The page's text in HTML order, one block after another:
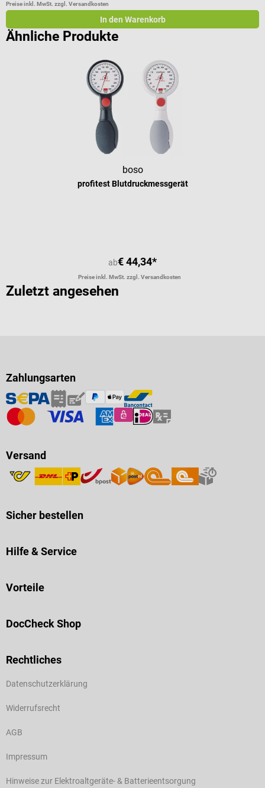
Preise inkl. MwSt. zzgl. Versandkosten
In den Warenkorb
Ähnliche Produkte
boso
profitest Blutdruckmessgerät
ab€ 44,34*
Preise inkl. MwSt. zzgl. Versandkosten
Zuletzt angesehen
Zahlungsarten
Versand
Sicher bestellen
Hilfe & Service
Vorteile
DocCheck Shop
Rechtliches
Datenschutzerklärung
Widerrufsrecht
AGB
Impressum
Hinweise zur Elektroaltgeräte- & Batterieentsorgung